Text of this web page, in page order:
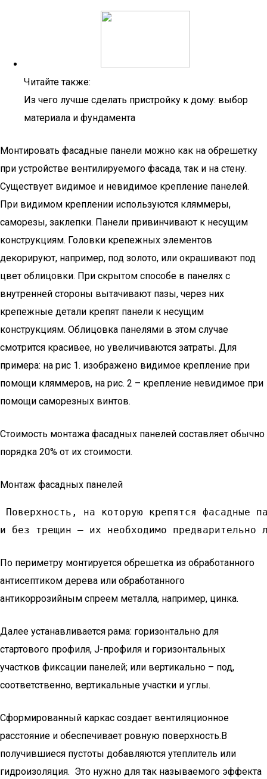
Читайте также:
Из чего лучше сделать пристройку к дому: выбор
материала и фундамента
Монтировать фасадные панели можно как на обрешетку
при устройстве вентилируемого фасада, так и на стену.
Существует видимое и невидимое крепление панелей.
При видимом креплении используются кляммеры,
саморезы, заклепки. Панели привинчивают к несущим
конструкциям. Головки крепежных элементов
декорируют, например, под золото, или окрашивают под
цвет облицовки. При скрытом способе в панелях с
внутренней стороны вытачивают пазы, через них
крепежные детали крепят панели к несущим
конструкциям. Облицовка панелями в этом случае
смотрится красивее, но увеличиваются затраты. Для
примера: на рис 1. изображено видимое крепление при
помощи кляммеров, на рис. 2 – крепление невидимое при
помощи саморезных винтов.
Стоимость монтажа фасадных панелей составляет обычно
порядка 20% от их стоимости.
Монтаж фасадных панелей
Поверхность, на которую крепятся фасадные
и без трещин – их необходимо предварительно
По периметру монтируется обрешетка из обработанного
антисептиком дерева или обработанного
антикоррозийным спреем металла, например, цинка.
Далее устанавливается рама: горизонтально для
стартового профиля, J-профиля и горизонтальных
участков фиксации панелей; или вертикально – под,
соответственно, вертикальные участки и углы.
Сформированный каркас создает вентиляционное
расстояние и обеспечивает ровную поверхность.В
получившиеся пустоты добавляются утеплитель или
гидроизоляция. Это нужно для так называемого эффекта